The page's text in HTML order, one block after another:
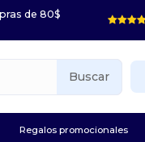
de 80$
Buscar
Regalos promocionales